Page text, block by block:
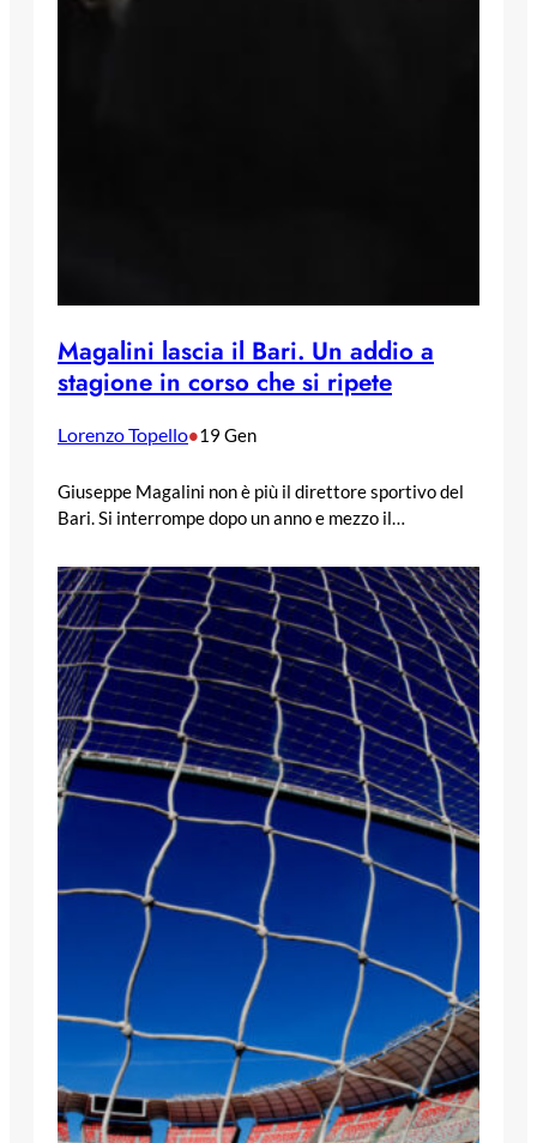
Magalini lascia il Bari. Un addio a
stagione in corso che si ripete
Lorenzo Topello•19 Gen
Giuseppe Magalini non è più il direttore sportivo del
Bari. Si interrompe dopo un anno e mezzo il…